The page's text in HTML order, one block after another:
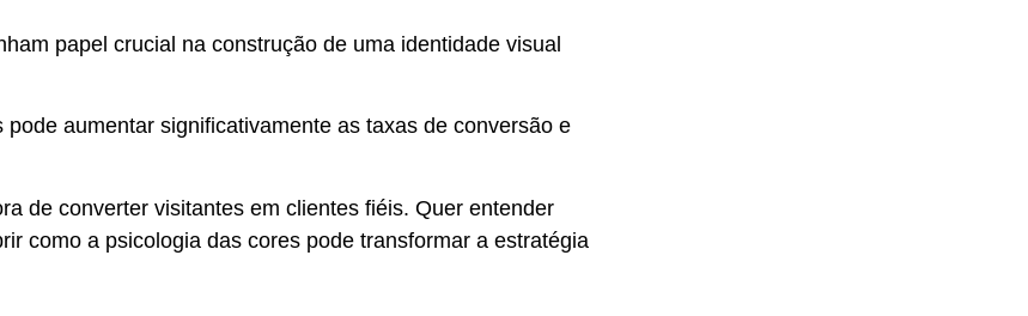
papel crucial na construção de uma identidade visual
aumentar significativamente as taxas de conversão e
de converter visitantes em clientes fiéis. Quer entender
como a psicologia das cores pode transformar a estratégia